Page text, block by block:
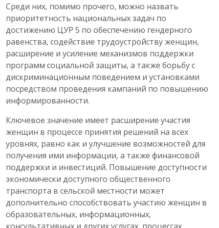
Среди них, помимо прочего, можно назвать
приоритетность национальных задач по
достижению ЦУР 5 по обеспечению гендерного
равенства, содействие трудоустройству женщин,
расширение и усиление механизмов поддержки
программ социальной защиты, а также борьбу с
дискриминационным поведением и установками
посредством проведения кампаний по повышению
информированности.
Ключевое значение имеет расширение участия
женщин в процессе принятия решений на всех
уровнях, равно как и улучшение возможностей для
получения ими информации, а также финансовой
поддержки и инвестиций. Повышение доступности
экономически доступного общественного
транспорта в сельской местности может
дополнительно способствовать участию женщин в
образовательных, информационных,